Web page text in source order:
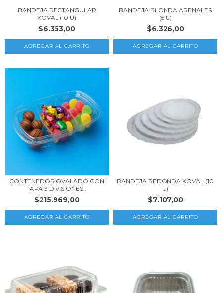
BANDEJA RECTANGULAR
KOVAL (10 U)
$6.353,00
AGREGAR AL CARRITO
BANDEJA BLONDA ARENALES
(5 U)
$6.326,00
AGREGAR AL CARRITO
CONTENEDOR OVALADO CON
TAPA 3 DIVISIONES...
$215.969,00
BANDEJA REDONDA KOVAL (10
U)
$7.107,00
AGREGAR AL CARRITO